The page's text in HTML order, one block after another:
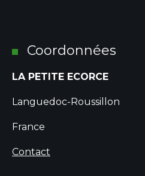
Coordonnées
LA PETITE ECORCE
Languedoc-Roussillon
France
Contact